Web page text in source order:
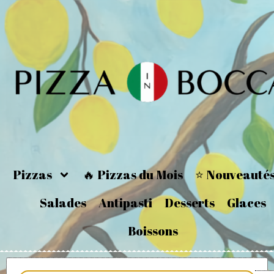
Pizzas 🔥 Pizzas du Mois
⭐
Salades
Antipasti Desserts
Glaces
Boissons